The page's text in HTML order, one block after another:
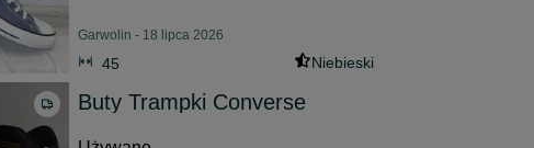
Garwolin - 18 lipca 2026
45 Niebieski
Buty Trampki Converse